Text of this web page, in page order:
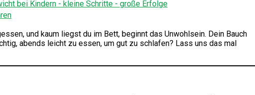
und kaum liegst du im Bett, beginnt das Unwohlsein. Dein Bauch
abends leicht zu essen, um gut zu schlafen? Lass uns das mal